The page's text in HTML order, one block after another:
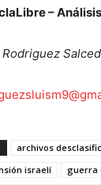
–
archivos
israelí
guerra